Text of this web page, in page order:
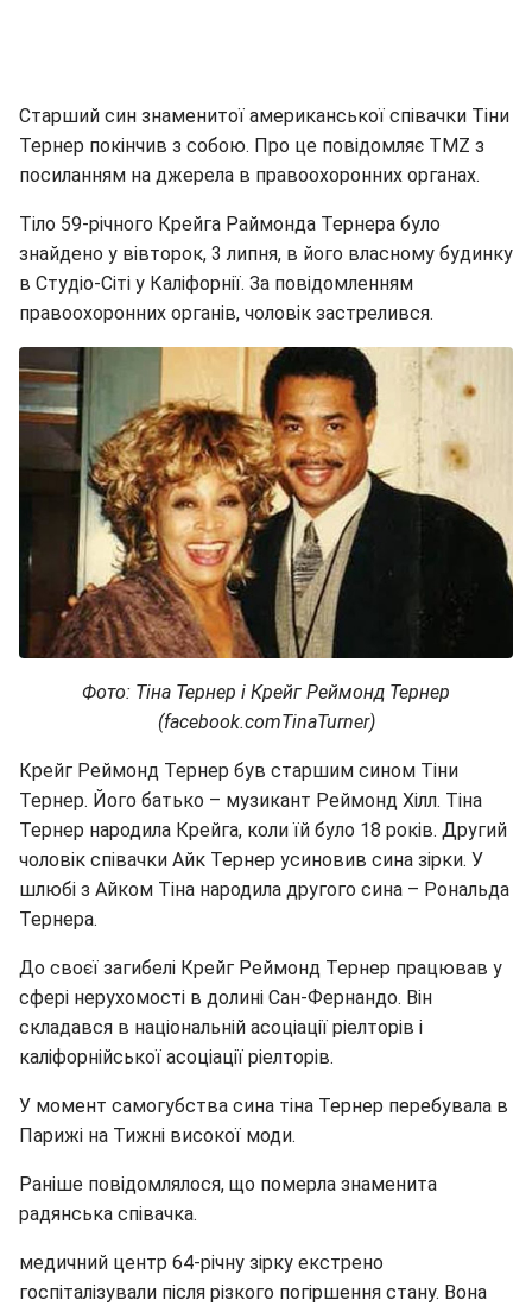
Старший син знаменитої американської співачки Тіни
Тернер покінчив з собою. Про це повідомляє TMZ з
посиланням на джерела в правоохоронних органах.
Тіло 59-річного Крейга Раймонда Тернера було
знайдено у вівторок, 3 липня, в його власному будинку
в Студіо-Сіті у Каліфорнії. За повідомленням
правоохоронних органів, чоловік застрелився.
Фото: Тіна Тернер і Крейг Реймонд Тернер
(facebook.comTinaTurner)
Крейг Реймонд Тернер був старшим сином Тіни
Тернер. Його батько – музикант Реймонд Хілл. Тіна
Тернер народила Крейга, коли їй було 18 років. Другий
чоловік співачки Айк Тернер усиновив сина зірки. У
шлюбі з Айком Тіна народила другого сина – Рональда
Тернера.
До своєї загибелі Крейг Реймонд Тернер працював у
сфері нерухомості в долині Сан-Фернандо. Він
складався в національній асоціації ріелторів і
каліфорнійської асоціації ріелторів.
У момент самогубства сина тіна Тернер перебувала в
Парижі на Тижні високої моди.
Раніше повідомлялося, що померла знаменита
радянська співачка.
медичний центр 64-річну зірку екстрено
госпіталізували після різкого погіршення стану. Вона